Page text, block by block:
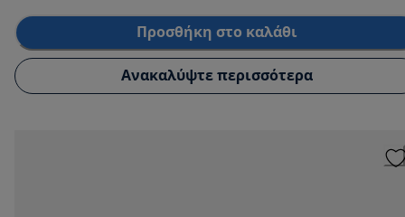
Προσθήκη στο καλάθι
Ανακαλύψτε περισσότερα